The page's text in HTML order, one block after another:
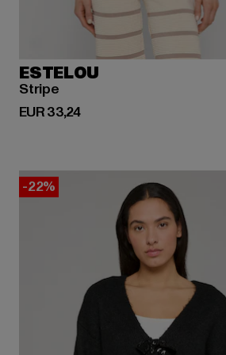
ESTELOU
Stripe
EUR 33,24
Huidige prijs: EUR 33,24
-22%